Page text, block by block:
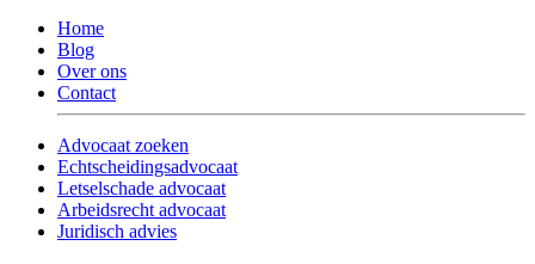
Home
Blog
Over ons
Contact
Advocaat zoeken
Echtscheidingsadvocaat
Letselschade advocaat
Arbeidsrecht advocaat
Juridisch advies